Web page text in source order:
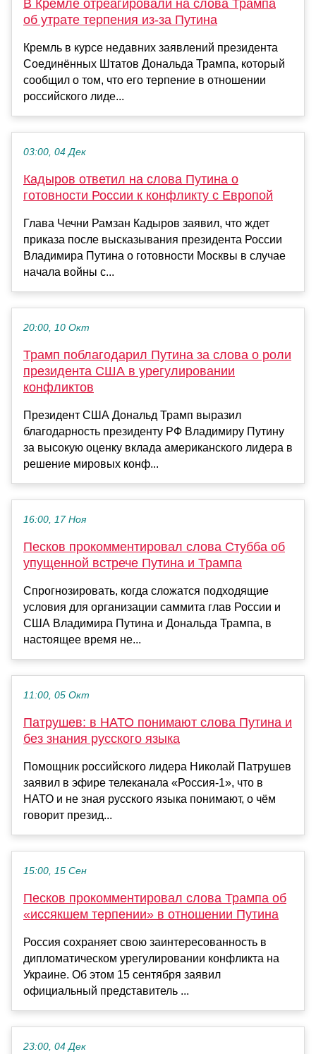
В Кремле отреагировали на слова Трампа
об утрате терпения из-за Путина
Кремль в курсе недавних заявлений президента
Соединённых Штатов Дональда Трампа, который
сообщил о том, что его терпение в отношении
российского лиде...
03:00, 04 Дек
Кадыров ответил на слова Путина о
готовности России к конфликту с Европой
Глава Чечни Рамзан Кадыров заявил, что ждет
приказа после высказывания президента России
Владимира Путина о готовности Москвы в случае
начала войны с...
20:00, 10 Окт
Трамп поблагодарил Путина за слова о роли
президента США в урегулировании
конфликтов
Президент США Дональд Трамп выразил
благодарность президенту РФ Владимиру Путину
за высокую оценку вклада американского лидера в
решение мировых конф...
16:00, 17 Ноя
Песков прокомментировал слова Стубба об
упущенной встрече Путина и Трампа
Спрогнозировать, когда сложатся подходящие
условия для организации саммита глав России и
США Владимира Путина и Дональда Трампа, в
настоящее время не...
11:00, 05 Окт
Патрушев: в НАТО понимают слова Путина и
без знания русского языка
Помощник российского лидера Николай Патрушев
заявил в эфире телеканала «Россия-1», что в
НАТО и не зная русского языка понимают, о чём
говорит презид...
15:00, 15 Сен
Песков прокомментировал слова Трампа об
«иссякшем терпении» в отношении Путина
Россия сохраняет свою заинтересованность в
дипломатическом урегулировании конфликта на
Украине. Об этом 15 сентября заявил
официальный представитель ...
23:00, 04 Дек